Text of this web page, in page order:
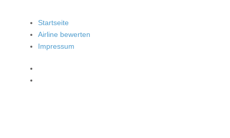
Startseite
Airline bewerten
Impressum